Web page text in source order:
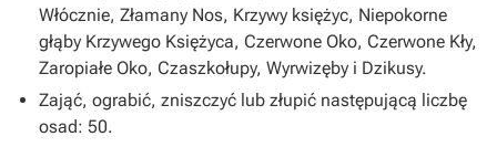
Włócznie, Złamany Nos, Krzywy księżyc, Niepokorne
głąby Krzywego Księżyca, Czerwone Oko, Czerwone Kły,
Zaropiałe Oko, Czaszkołupy, Wyrwizęby i Dzikusy.
Zająć, ograbić, zniszczyć lub złupić następującą liczbę
osad: 50.